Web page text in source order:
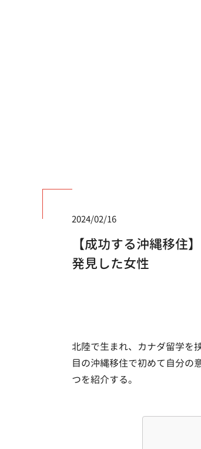
2024/02/16
【成功する沖縄移
発見した女性
北陸で生まれ、カナダ留学を
目の沖縄移住で初めて自分の
つを紹介する。